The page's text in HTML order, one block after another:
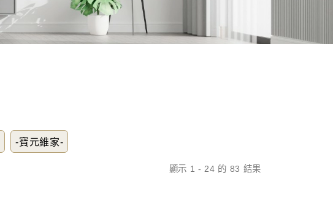
-寶元維家-
顯示 1 - 24 的 83 結果